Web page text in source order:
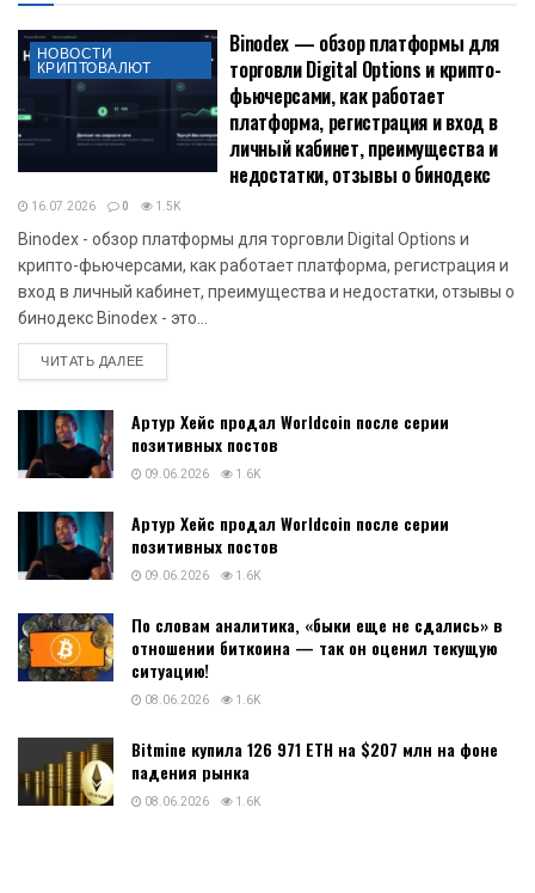
НОВОСТИ
КРИПТОВАЛЮТ
Binodex — обзор платформы для
торговли Digital Options и крипто-
фьючерсами, как работает
платформа, регистрация и вход в
личный кабинет, преимущества и
недостатки, отзывы о бинодекс
16.07.2026 0 1.5K
Binodex - обзор платформы для торговли Digital Options и
крипто-фьючерсами, как работает платформа, регистрация и
вход в личный кабинет, преимущества и недостатки, отзывы о
бинодекс Binodex - это...
ЧИТАТЬ ДАЛЕЕDETAILS
Артур Хейс продал Worldcoin после серии
позитивных постов
09.06.2026 1.6K
Артур Хейс продал Worldcoin после серии
позитивных постов
09.06.2026 1.6K
По словам аналитика, «быки еще не сдались» в
отношении биткоина — так он оценил текущую
ситуацию!
08.06.2026 1.6K
Bitmine купила 126 971 ETH на $207 млн на фоне
падения рынка
08.06.2026 1.6K